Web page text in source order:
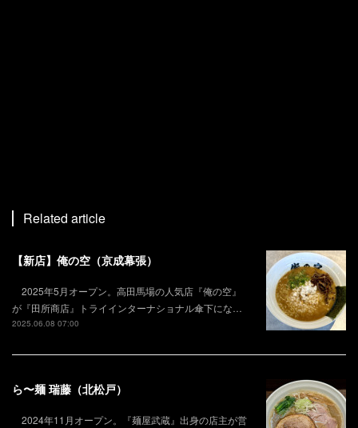
Related article
【新店】俺の空（京成幕張）
2025年5月オープン。高田馬場の人気店『俺の空』
が『田所商店』トライインターナショナル傘下にな…
2025.06.08 07:00
ら〜麺 瑞藤（北松戸）
2024年11月オープン。『麺屋武蔵』出身の店主が営